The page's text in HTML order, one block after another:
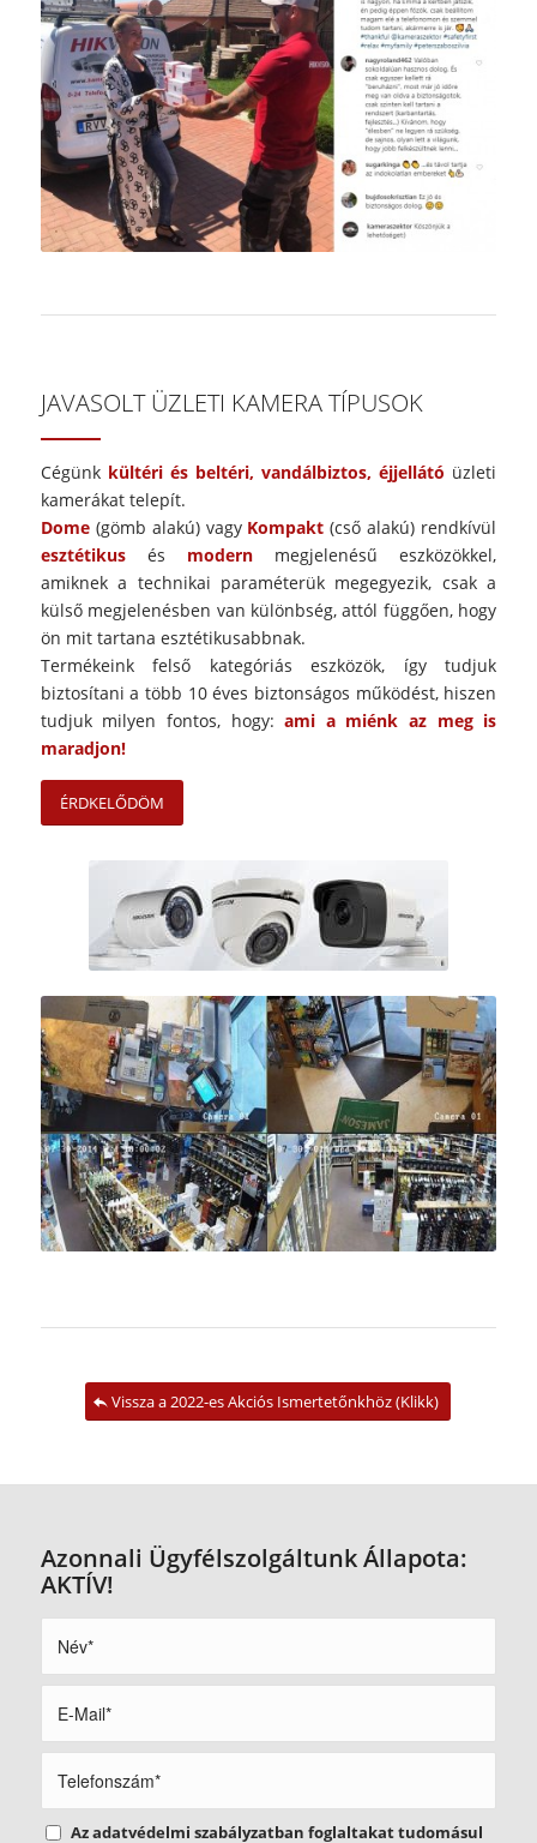
JAVASOLT ÜZLETI KAMERA TÍPUSOK
Cégünk kültéri és beltéri, vandálbiztos, éjjellátó üzleti
kamerákat telepít.
Dome(gömb alakú) vagy Kompakt (cső alakú) rendkívül
esztétikusés modern megjelenésű eszközökkel,
amiknek a technikai paraméterük megegyezik, csak a
külső megjelenésben van különbség, attól függően, hogy
ön mit tartana esztétikusabbnak.
Termékeink felső kategóriás eszközök, így tudjuk
biztosítani a több 10 éves biztonságos működést, hiszen
tudjuk milyen fontos, hogy:ami a miénk az meg is
maradjon!
ÉRDKELŐDÖM
Vissza a 2022-es Akciós Ismertetőnkhöz (Klikk)
Azonnali Ügyfélszolgáltunk Állapota:
AKTÍV!
Az adatvédelmi szabályzatban foglaltakat tudomásul